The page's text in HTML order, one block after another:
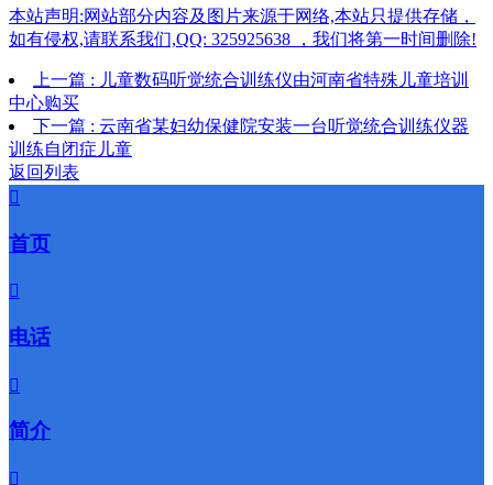
本站声明:网站部分内容及图片来源于网络,本站只提供存储，
如有侵权,请联系我们,QQ: 325925638 ，我们将第一时间删除!
上一篇 : 儿童数码听觉统合训练仪由河南省特殊儿童培训
中心购买
下一篇 : 云南省某妇幼保健院安装一台听觉统合训练仪器
训练自闭症儿童
返回列表

首页

电话

简介
